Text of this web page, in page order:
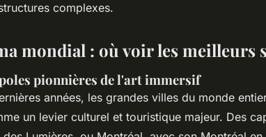
complexes.
mondial : où voir les meilleurs
pionnières de l'art immersif
années, les grandes villes du monde
un levier culturel et touristique majeur. Des